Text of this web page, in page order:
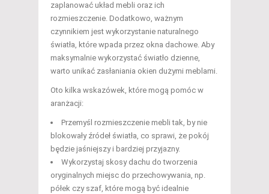
zaplanować układ mebli oraz ich
rozmieszczenie. Dodatkowo, ważnym
czynnikiem jest wykorzystanie naturalnego
światła, które wpada przez okna dachowe. Aby
maksymalnie wykorzystać światło dzienne,
warto unikać zasłaniania okien dużymi meblami.
Oto kilka wskazówek, które mogą pomóc w
aranżacji:
Przemyśl rozmieszczenie mebli tak, by nie
blokowały źródeł światła, co sprawi, że pokój
będzie jaśniejszy i bardziej przyjazny.
Wykorzystaj skosy dachu do tworzenia
oryginalnych miejsc do przechowywania, np.
półek czy szaf, które mogą być idealnie